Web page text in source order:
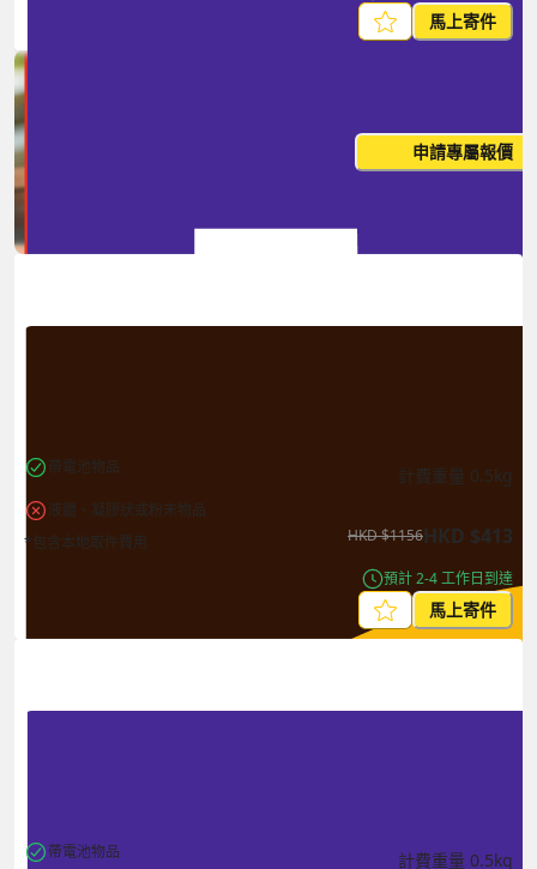
馬上寄件
申請專屬報價
帶電池物品
液體、凝膠狀或粉末物品
*包含本地取件費用
計費重量 0.5kg
HKD$1156HKD $413
預計 2-4 工作日到達
馬上寄件
帶電池物品
計費重量 0.5kg